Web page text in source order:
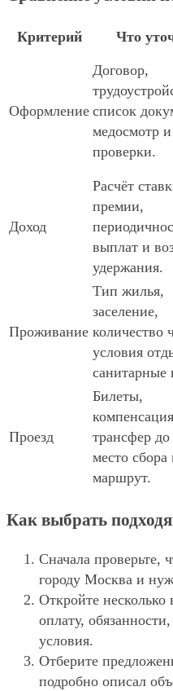
Критерий Что
Оформление
Договор,
список
медосмотр и
проверки.
Доход
Расчёт
премии,
выплат и
удержания.
Проживание
Тип жилья,
заселение,
количество
условия
санитарные
Проезд
Билеты,
трансфер до
место сбора
маршрут.
Как выбрать
Сначала проверьте,
городу Москва и
Откройте несколько
оплату,
условия.
Отберите
подробно описал